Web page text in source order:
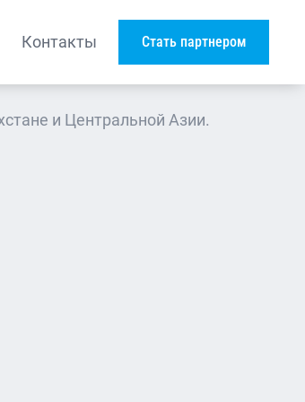
Контакты Стать партнером
и Центральной Азии.